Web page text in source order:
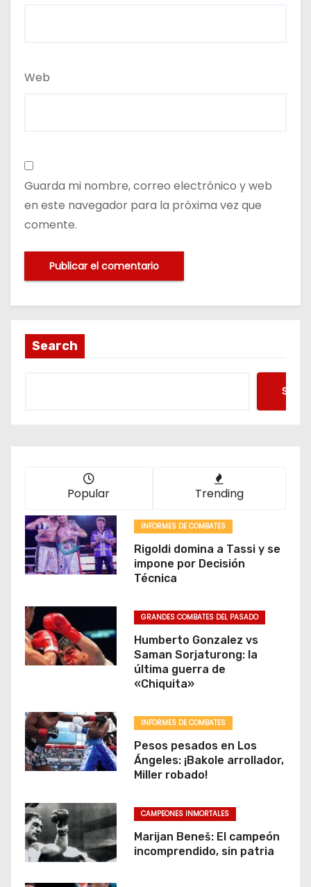
Web
Guarda mi nombre, correo electrónico y web
en este navegador para la próxima vez que
comente.
Search
Popular Trending
INFORMES DE COMBATES
Rigoldi domina a Tassi y se
impone por Decisión
Técnica
GRANDES COMBATES DEL PASADO
Humberto Gonzalez vs
Saman Sorjaturong: la
última guerra de
«Chiquita»
INFORMES DE COMBATES
Pesos pesados en Los
Ángeles: ¡Bakole arrollador,
Miller robado!
CAMPEONES INMORTALES
Marijan Beneš: El campeón
incomprendido, sin patria